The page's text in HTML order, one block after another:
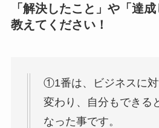
「解決したこと」や「達
教えてください！
①1番は、ビジネスに
変わり、自分もできる
なった事です。